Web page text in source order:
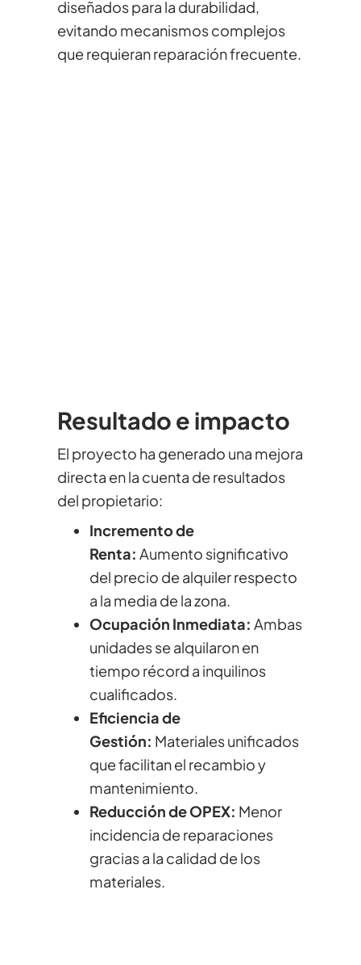
diseñados para la durabilidad,
evitando mecanismos complejos
que requieran reparación frecuente.
Resultado e impacto
El proyecto ha generado una mejora
directa en la cuenta de resultados
del propietario:
Incremento de
Renta: Aumento significativo
del precio de alquiler respecto
a la media de la zona.
Ocupación Inmediata: Ambas
unidades se alquilaron en
tiempo récord a inquilinos
cualificados.
Eficiencia de
Gestión: Materiales unificados
que facilitan el recambio y
mantenimiento.
Reducción de OPEX: Menor
incidencia de reparaciones
gracias a la calidad de los
materiales.